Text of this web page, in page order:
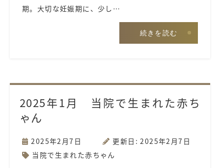
期。大切な妊娠期に、少し…
続きを読む
2025年1月 当院で生まれた赤ち
ゃん
2025年2月7日
更新日: 2025年2月7日
当院で生まれた赤ちゃん